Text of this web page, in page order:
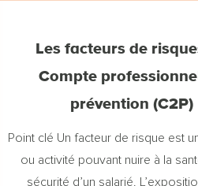
Les facteurs de
Compte
prévention (C2P)
Point clé Un facteur de risque est
ou activité pouvant nuire à la
sécurité d’un salarié.